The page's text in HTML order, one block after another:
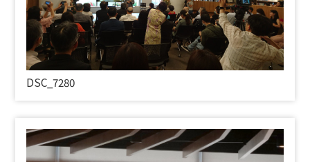
DSC_7280